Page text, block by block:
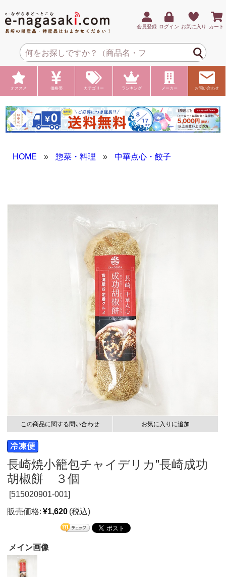
会員登録 ログイン お気に入り カート
オススメ 価格帯 カテゴリー ランキング メーカー お問い合わせ
HOME » 惣菜・料理 » 中華点心・餃子
この商品に関する問い合わせ お気に入りに追加
長崎焼小籠包チャイデリカ”長崎成功
胡椒餅 ３個
[515020901-001]
販売価格: ¥1,620 (税込)
メイン画像